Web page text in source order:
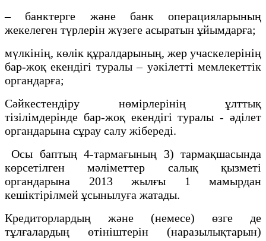
– банктерге және банк операцияларының
жекелеген түрлерін жүзеге асыратын ұйымдарға;
мүлкінің, көлік құралдарының, жер учаскелерінің
бар-жоқ екендігі туралы – уәкілетті мемлекеттік
органдарға;
Сәйкестендіру нөмірлерінің ұлттық
тізілімдерінде бар-жоқ екендігі туралы - әділет
органдарына сұрау салу жібереді.
Осы баптың 4-тармағының 3) тармақшасында
көрсетілген мәліметтер салық қызметі
органдарына 2013 жылғы 1 мамырдан
кешіктірілмей ұсынылуға жатады.
Кредиторлардың және (немесе) өзге де
тұлғалардың өтiнiштерiн (наразылықтарын)